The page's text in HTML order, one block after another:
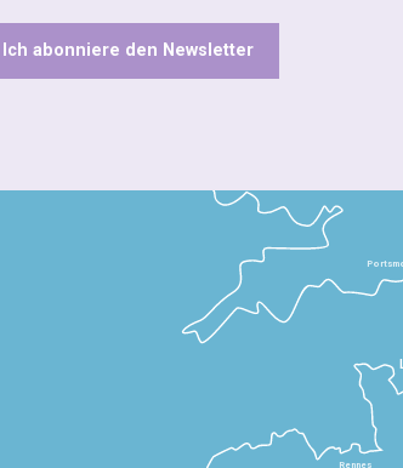
Ich abonniere den Newsletter
Rennes